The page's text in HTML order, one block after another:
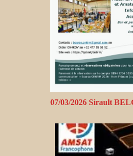
07/03/2026 Sirault